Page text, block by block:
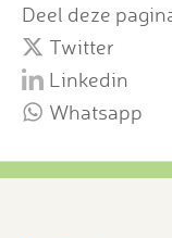
Deel deze
Twitter
Linkedin
Whatsapp